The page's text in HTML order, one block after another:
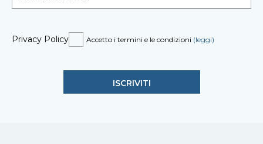
Privacy Policy Accetto i termini e le condizioni (leggi)